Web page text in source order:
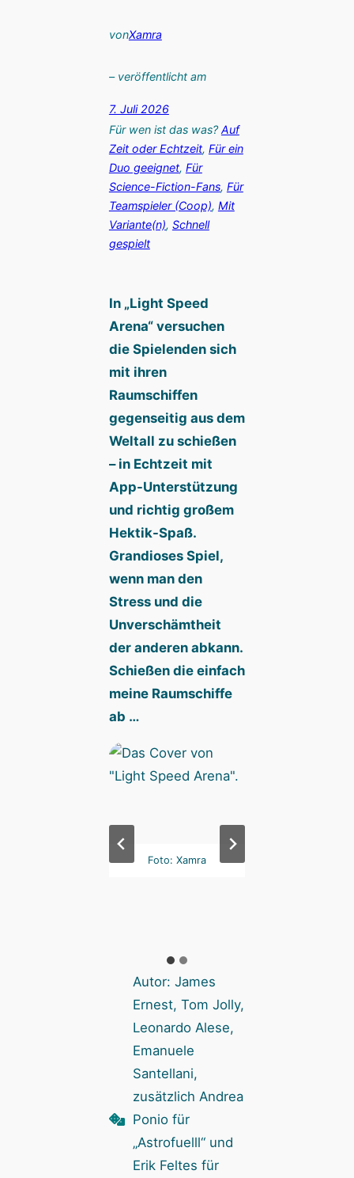
vonXamra
– veröffentlicht am
7. Juli 2026
Für wen ist das was?Auf
Zeit oder Echtzeit, Für ein
Duo geeignet, Für
Science-Fiction-Fans, Für
Teamspieler (Coop), Mit
Variante(n), Schnell
gespielt
In „Light Speed
Arena“ versuchen
die Spielenden sich
mit ihren
Raumschiffen
gegenseitig aus dem
Weltall zu schießen
– in Echtzeit mit
App-Unterstützung
und richtig großem
Hektik-Spaß.
Grandioses Spiel,
wenn man den
Stress und die
Unverschämtheit
der anderen abkann.
Schießen die einfach
meine Raumschiffe
ab …
Foto: Xamra
Autor: James
Ernest, Tom Jolly,
Leonardo Alese,
Emanuele
Santellani,
zusätzlich Andrea
Ponio für
„Astrofuelll“ und
Erik Feltes für